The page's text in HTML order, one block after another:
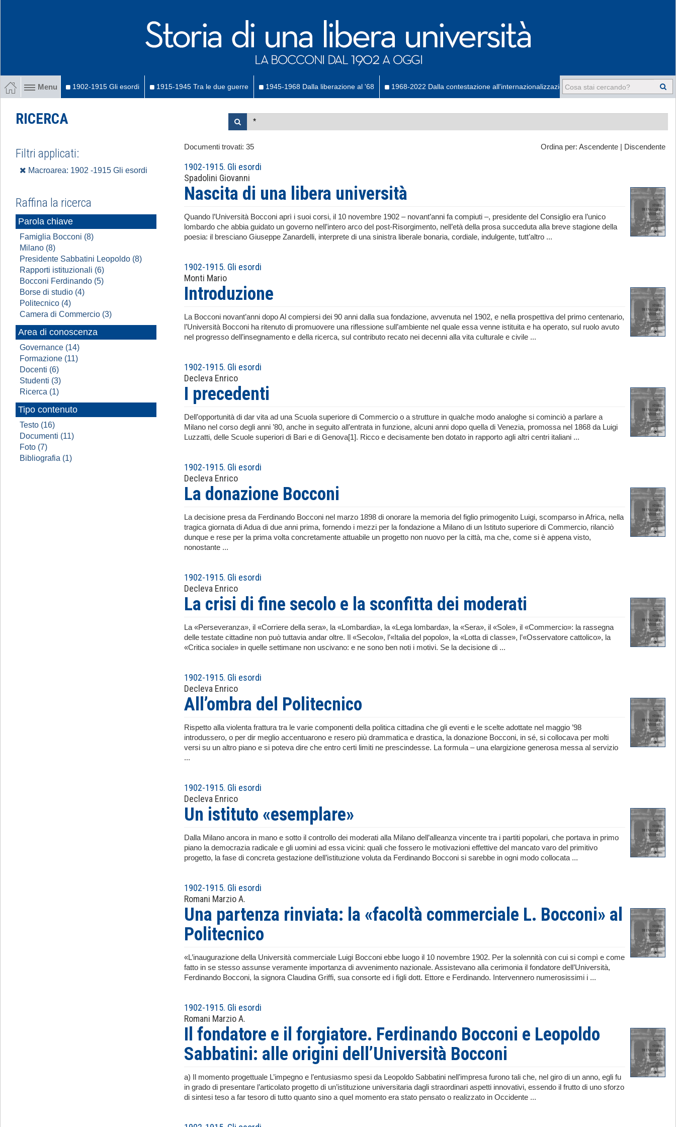
Menu 1902-1915 Gli esordi 1915-1945 Tra le due guerre 1945-1968 Dalla liberazione al '68 1968-2022 Dalla contestazione all'internazionalizzazione -
RICERCA
Ordina per: Ascendente Discendente
Documenti trovati: 35
1902-1915. Gli esordi
Spadolini Giovanni
Nascita di una libera università
Quando l’Università Bocconi aprì i suoi corsi, il 10 novembre 1902 – novant’anni fa compiuti –, presidente del Consiglio era l’unico
lombardo che abbia guidato un governo nell’intero arco del post-Risorgimento, nell’età della prosa succeduta alla breve stagione della
poesia: il bresciano Giuseppe Zanardelli, interprete di una sinistra liberale bonaria, cordiale, indulgente, tutt’altro ...
1902-1915. Gli esordi
Monti Mario
Introduzione
La Bocconi novant’anni dopo Al compiersi dei 90 anni dalla sua fondazione, avvenuta nel 1902, e nella prospettiva del primo centenario,
l’Università Bocconi ha ritenuto di promuovere una riflessione sull’ambiente nel quale essa venne istituita e ha operato, sul ruolo avuto
nel progresso dell’insegnamento e della ricerca, sul contributo recato nei decenni alla vita culturale e civile ...
1902-1915. Gli esordi
Decleva Enrico
I precedenti
Dell’opportunità di dar vita ad una Scuola superiore di Commercio o a strutture in qualche modo analoghe si cominciò a parlare a
Milano nel corso degli anni ’80, anche in seguito all’entrata in funzione, alcuni anni dopo quella di Venezia, promossa nel 1868 da Luigi
Luzzatti, delle Scuole superiori di Bari e di Genova[1]. Ricco e decisamente ben dotato in rapporto agli altri centri italiani ...
1902-1915. Gli esordi
Decleva Enrico
La donazione Bocconi
La decisione presa da Ferdinando Bocconi nel marzo 1898 di onorare la memoria del figlio primogenito Luigi, scomparso in Africa, nella
tragica giornata di Adua di due anni prima, fornendo i mezzi per la fondazione a Milano di un Istituto superiore di Commercio, rilanciò
dunque e rese per la prima volta concretamente attuabile un progetto non nuovo per la città, ma che, come si è appena visto,
nonostante ...
1902-1915. Gli esordi
Decleva Enrico
La crisi di fine secolo e la sconfitta dei moderati
La «Perseveranza», il «Corriere della sera», la «Lombardia», la «Lega lombarda», la «Sera», il «Sole», il «Commercio»: la rassegna
delle testate cittadine non può tuttavia andar oltre. Il «Secolo», l’«Italia del popolo», la «Lotta di classe», l’«Osservatore cattolico», la
«Critica sociale» in quelle settimane non uscivano: e ne sono ben noti i motivi. Se la decisione di ...
1902-1915. Gli esordi
Decleva Enrico
All’ombra del Politecnico
Rispetto alla violenta frattura tra le varie componenti della politica cittadina che gli eventi e le scelte adottate nel maggio ’98
introdussero, o per dir meglio accentuarono e resero più drammatica e drastica, la donazione Bocconi, in sé, si collocava per molti
versi su un altro piano e si poteva dire che entro certi limiti ne prescindesse. La formula – una elargizione generosa messa al servizio
...
1902-1915. Gli esordi
Decleva Enrico
Un istituto «esemplare»
Dalla Milano ancora in mano e sotto il controllo dei moderati alla Milano dell’alleanza vincente tra i partiti popolari, che portava in primo
piano la democrazia radicale e gli uomini ad essa vicini: quali che fossero le motivazioni effettive del mancato varo del primitivo
progetto, la fase di concreta gestazione dell’istituzione voluta da Ferdinando Bocconi si sarebbe in ogni modo collocata ...
1902-1915. Gli esordi
Romani Marzio A.
Una partenza rinviata: la «facoltà commerciale L. Bocconi» al
Politecnico
«L’inaugurazione della Università commerciale Luigi Bocconi ebbe luogo il 10 novembre 1902. Per la solennità con cui si compì e come
fatto in se stesso assunse veramente importanza di avvenimento nazionale. Assistevano alla cerimonia il fondatore dell’Università,
Ferdinando Bocconi, la signora Claudina Griffi, sua consorte ed i figli dott. Ettore e Ferdinando. Intervennero numerosissimi i ...
1902-1915. Gli esordi
Romani Marzio A.
Il fondatore e il forgiatore. Ferdinando Bocconi e Leopoldo
Sabbatini: alle origini dell’Università Bocconi
a) Il momento progettuale L’impegno e l’entusiasmo spesi da Leopoldo Sabbatini nell’impresa furono tali che, nel giro di un anno, egli fu
in grado di presentare l’articolato progetto di un’istituzione universitaria dagli straordinari aspetti innovativi, essendo il frutto di uno sforzo
di sintesi teso a far tesoro di tutto quanto sino a quel momento era stato pensato o realizzato in Occidente ...
Filtri applicati:
Macroarea: 1902 -1915 Gli esordi
Raffina la ricerca
Parola chiave
Famiglia Bocconi (8)
Milano (8)
Presidente Sabbatini Leopoldo (8)
Rapporti istituzionali (6)
Bocconi Ferdinando (5)
Borse di studio (4)
Politecnico (4)
Camera di Commercio (3)
Area di conoscenza
Governance (14)
Formazione (11)
Docenti (6)
Studenti (3)
Ricerca (1)
Tipo contenuto
Testo (16)
Documenti (11)
Foto (7)
Bibliografia (1)